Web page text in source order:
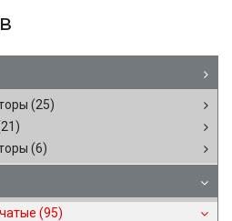
(25)
(6)
(95)